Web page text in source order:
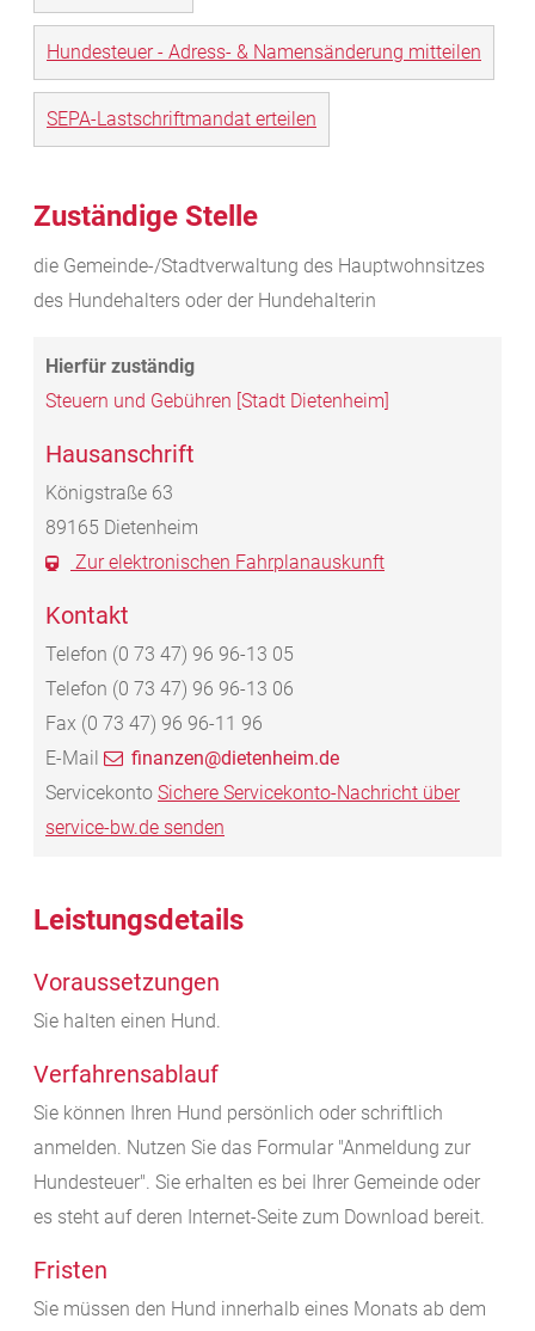
Hundesteuer - Adress- & Namensänderung mitteilen
SEPA-Lastschriftmandat erteilen
Zuständige Stelle
die Gemeinde-/Stadtverwaltung des Hauptwohnsitzes
des Hundehalters oder der Hundehalterin
Steuern und Gebühren [Stadt Dietenheim]
Hausanschrift
Königstraße 63
89165 Dietenheim
Zur elektronischen Fahrplanauskunft
Kontakt
Telefon (0 73 47) 96 96-13 05
Telefon (0 73 47) 96 96-13 06
Fax (0 73 47) 96 96-11 96
E-Mail
finanzen@dietenheim.de
Servicekonto Sichere Servicekonto-Nachricht über
service-bw.de senden
Leistungsdetails
Voraussetzungen
Sie halten einen Hund.
Verfahrensablauf
Sie können Ihren Hund persönlich oder schriftlich
anmelden. Nutzen Sie das Formular "Anmeldung zur
Hundesteuer". Sie erhalten es bei Ihrer Gemeinde oder
es steht auf deren Internet-Seite zum Download bereit.
Fristen
Sie müssen den Hund innerhalb eines Monats ab dem